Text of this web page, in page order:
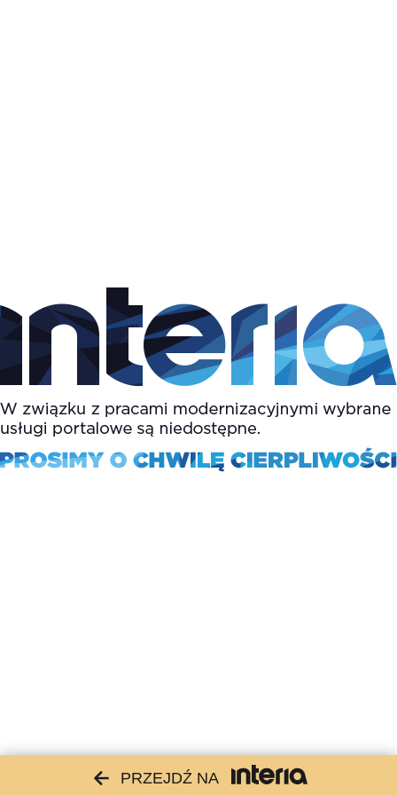
PRZEJDŹ NA